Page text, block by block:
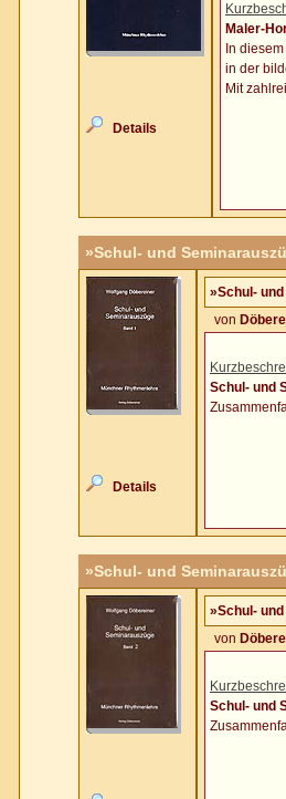
Details
Maler-
In
in der
Mit
»Schul- und
Details
»Schul-
von
Schul- und
»Schul- und
»Schul-
von
Schul- und